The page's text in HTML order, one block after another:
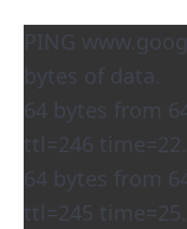
PING
bytes of data.
64 bytes from
ttl=246
64 bytes from
ttl=245